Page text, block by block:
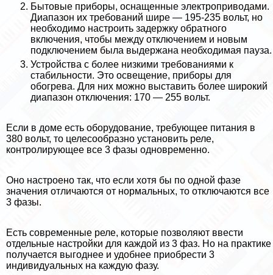
Бытовые приборы, оснащенные электроприводами.
Диапазон их требований шире — 195-235 вольт, но
необходимо настроить задержку обратного
включения, чтобы между отключением и новым
подключением была выдержана необходимая пауза.
Устройства с более низкими требованиями к
стабильности. Это освещение, приборы для
обогрева. Для них можно выставить более широкий
диапазон отключения: 170 — 255 вольт.
Если в доме есть оборудование, требующее питания в
380 вольт, то целесообразно установить реле,
контролирующее все 3 фазы одновременно.
Оно настроено так, что если хотя бы по одной фазе
значения отличаются от нормальных, то отключаются все
3 фазы.
Есть современные реле, которые позволяют ввести
отдельные настройки для каждой из 3 фаз. Но на пpaктике
получается выгоднее и удобнее приобрести 3
индивидуальных на каждую фазу.